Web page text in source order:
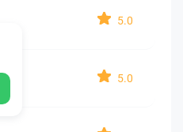
5.0
5.0